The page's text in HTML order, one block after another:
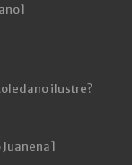
ilustre?